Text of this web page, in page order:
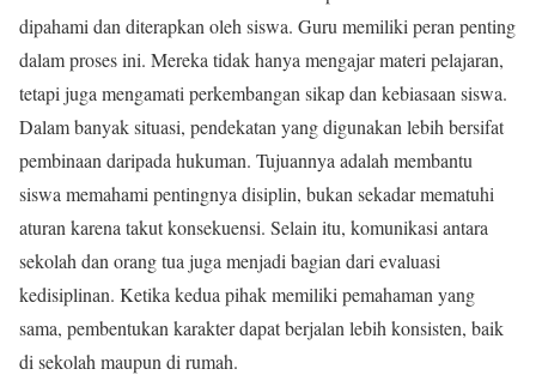
dipahami dan diterapkan oleh siswa. Guru memiliki peran penting
dalam proses ini. Mereka tidak hanya mengajar materi pelajaran,
tetapi juga mengamati perkembangan sikap dan kebiasaan siswa.
Dalam banyak situasi, pendekatan yang digunakan lebih bersifat
pembinaan daripada hukuman. Tujuannya adalah membantu
siswa memahami pentingnya disiplin, bukan sekadar mematuhi
aturan karena takut konsekuensi. Selain itu, komunikasi antara
sekolah dan orang tua juga menjadi bagian dari evaluasi
kedisiplinan. Ketika kedua pihak memiliki pemahaman yang
sama, pembentukan karakter dapat berjalan lebih konsisten, baik
di sekolah maupun di rumah.